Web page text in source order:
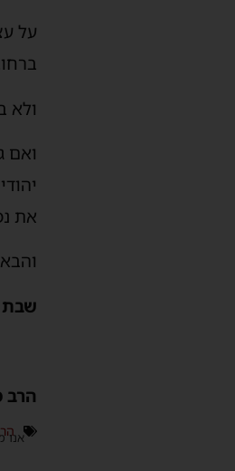
על
ולא
ואם
את
שבת
הרב
אנו